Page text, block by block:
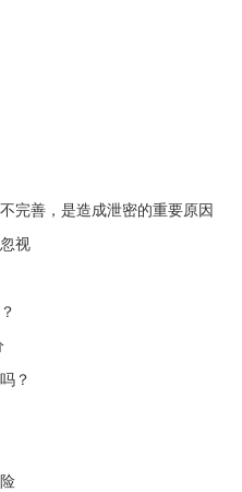
完善，是造成泄密的重要原因
视
？